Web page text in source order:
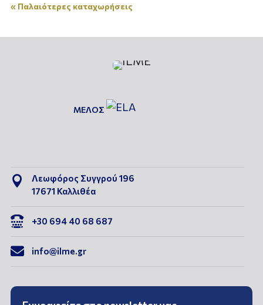
« Παλαιότερες καταχωρήσεις
ΜΕΛΟΣ

Λεωφόρος Συγγρού 196
17671 Καλλιθέα
 +30 694 40 68 687
 info@ilme.gr